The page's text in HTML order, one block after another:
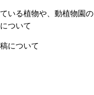
いる植物や、動植物園の
ついて
について